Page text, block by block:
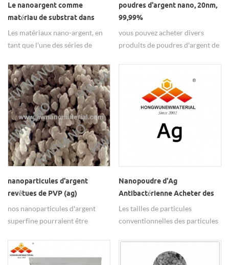
Le nanoargent comme
matériau de substrat dans
l'énergie solaire
Les matériaux nano-argent, en
tant que l'une des séries de
de Hongwu Nano, sont fournis
avec une qualité élevée et stable
à des prix compétitifs en vrac à
long terme. Les nanoparticules
Ag de Hongwu Nano sont
disponibles pour différentes
tailles de particules et peuvent
faire l'objet d'un traitement de
surface selon les besoins et de
dispersions.
poudres d'argent nano, 20nm,
99,99%
vous pouvez acheter divers
produits de poudres d'argent de
d'argent nano de hw.
nanoparticules d'argent
revêtues de PVP (ag)
nos nanoparticules d'argent
superfine pourraient être
oléique, selon vos besoins.
Nanopoudre d'Ag
Antibactérienne Acheter des
Nanoparticules d'Argent
Haute Pureté
Les tailles de particules
conventionnelles des particules
100 nm, qui peuvent être